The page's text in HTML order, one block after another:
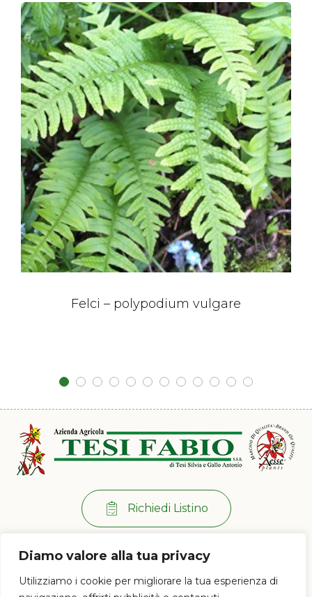
Diamo valore alla tua privacy
Utilizziamo i cookie per migliorare la tua esperienza di
Felci – polypodium vulgare
Richiedi Listino
Per info:
+39 0573 38 20 77
Via di Ramini, 129/D - 51030 Pistoia (PT)
Lun - Ven: 8:00 / 12:00 - 13:30 / 17:00